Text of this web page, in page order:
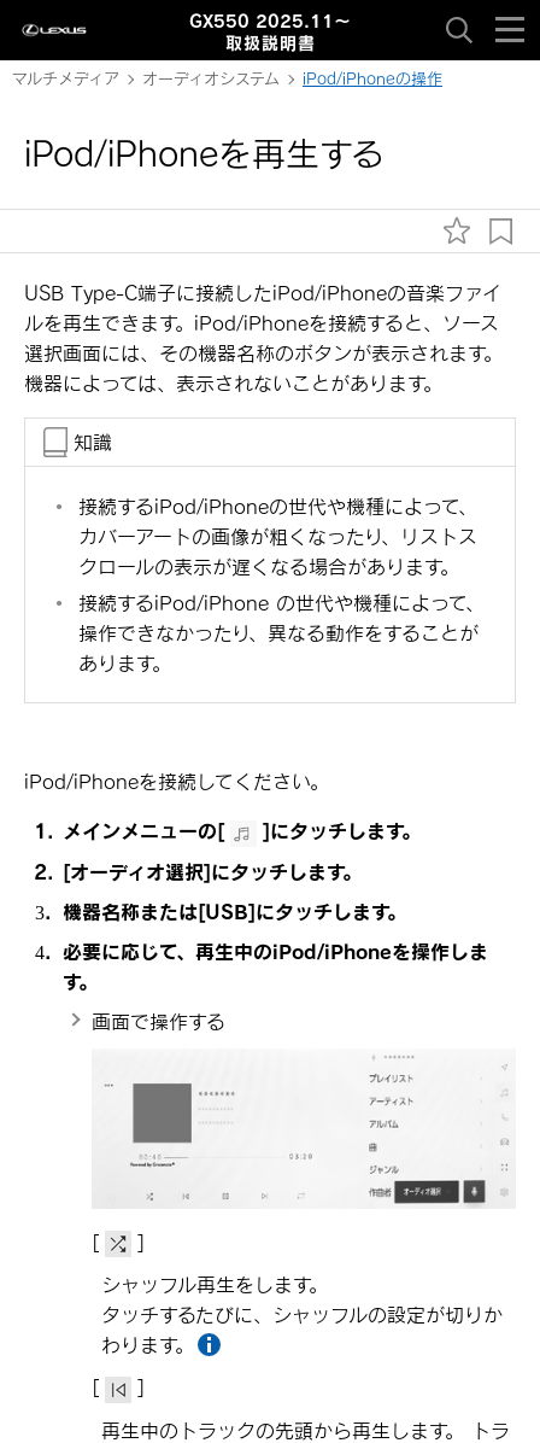
GX550 2025.11～
取扱説明書
マルチメディア オーディオシステム iPod/iPhoneの操作
iPod/iPhoneを再生する
USB Type-C端子に接続したiPod/iPhoneの音楽ファイ
ルを再生できます。iPod/iPhoneを接続すると、ソース
選択画面には、その機器名称のボタンが表示されます。
機器によっては、表示されないことがあります。
知識
接続するiPod/iPhoneの世代や機種によって、
カバーアートの画像が粗くなったり、リストス
クロールの表示が遅くなる場合があります。
接続するiPod/iPhone の世代や機種によって、
操作できなかったり、異なる動作をすることが
あります。
iPod/iPhoneを接続してください。
メインメニューの[‍ ‍]にタッチします。
[‍オーディオ選択‍]にタッチします。
機器名称または[‍USB‍]にタッチします。
必要に応じて、再生中のiPod/iPhoneを操作しま
す。
画面で操作する
[‍
‍]
シャッフル再生をします。
タッチするたびに、シャッフルの設定が切りか
わります。
[‍
‍]
再生中のトラックの先頭から再生します。 トラ